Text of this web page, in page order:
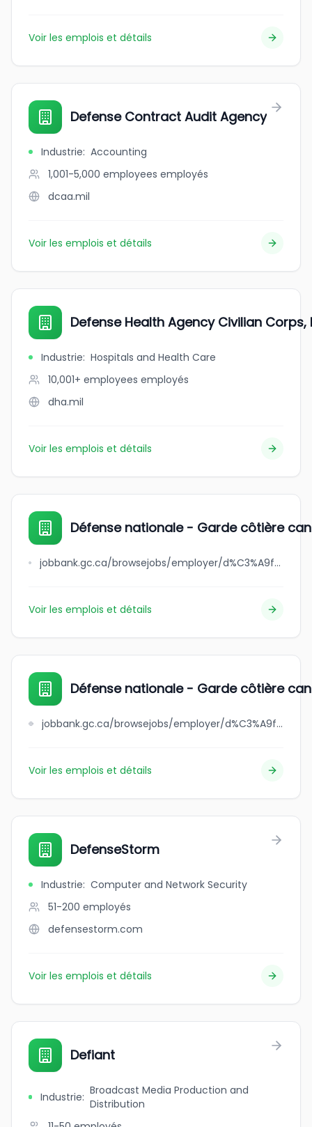
Voir les emplois et détails
Defense Contract Audit Agency
Industrie: Accounting
1,001-5,000 employees employés
dcaa.mil
Voir les emplois et détails
Defense Health Agency Civilian Corps,
Industrie: Hospitals and Health Care
10,001+ employees employés
dha.mil
Voir les emplois et détails
Défense nationale - Garde côtière
jobbank.gc.ca/browsejobs/employer/d%C3%A9fense+nationale+-+garde+c%C3%B4ti%C3%A8re+canadienne+-+direction+g%C3%A9n%C3%A9rale+des+services+des+a%C3%A9ronefs/ca
Voir les emplois et détails
Défense nationale - Garde côtière
jobbank.gc.ca/browsejobs/employer/d%C3%A9fense+nationale+-+garde+c%C3%B4ti%C3%A8re+canadienne+-+flotte/ca
Voir les emplois et détails
DefenseStorm
Industrie: Computer and Network Security
51-200 employés
defensestorm.com
Voir les emplois et détails
Defiant
Industrie: Broadcast Media Production and
Distribution